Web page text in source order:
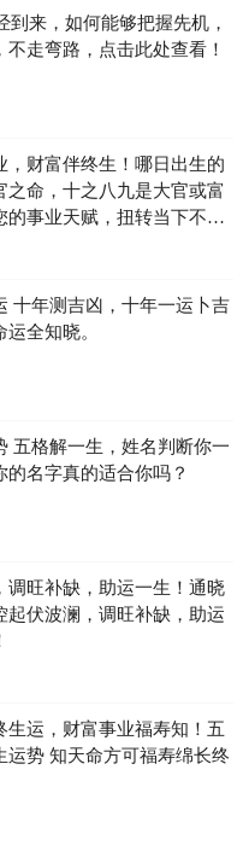
到来，如何能够把握先机，
不走弯路，点击此处查看！
，财富伴终生！哪日出生的
之命，十之八九是大官或富
的事业天赋，扭转当下不利
十年测吉凶，十年一运卜吉
全知晓。
五格解一生，姓名判断你一
的名字真的适合你吗？
调旺补缺，助运一生！通晓
起伏波澜，调旺补缺，助运
生运，财富事业福寿知！五
运势 知天命方可福寿绵长终